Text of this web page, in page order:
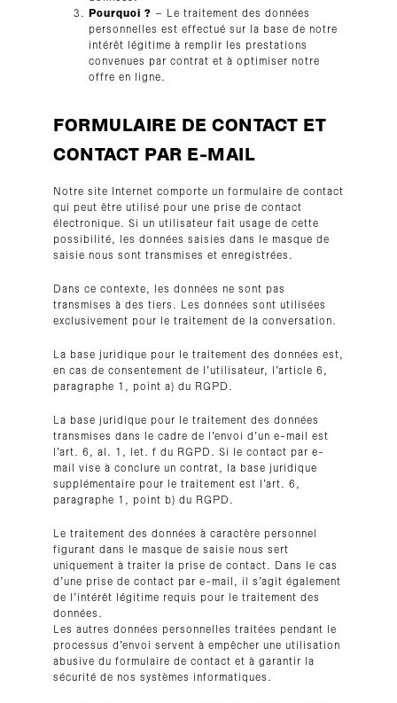
Pourquoi ? – Le traitement des données
personnelles est effectué sur la base de notre
intérêt légitime à remplir les prestations
convenues par contrat et à optimiser notre
offre en ligne.
FORMULAIRE DE CONTACT ET
CONTACT PAR E-MAIL
Notre site Internet comporte un formulaire de contact
qui peut être utilisé pour une prise de contact
électronique. Si un utilisateur fait usage de cette
possibilité, les données saisies dans le masque de
saisie nous sont transmises et enregistrées.
Dans ce contexte, les données ne sont pas
transmises à des tiers. Les données sont utilisées
exclusivement pour le traitement de la conversation.
La base juridique pour le traitement des données est,
en cas de consentement de l’utilisateur, l’article 6,
paragraphe 1, point a) du RGPD.
La base juridique pour le traitement des données
transmises dans le cadre de l’envoi d’un e-mail est
l’art. 6, al. 1, let. f du RGPD. Si le contact par e-
mail vise à conclure un contrat, la base juridique
supplémentaire pour le traitement est l’art. 6,
paragraphe 1, point b) du RGPD.
Le traitement des données à caractère personnel
figurant dans le masque de saisie nous sert
uniquement à traiter la prise de contact. Dans le cas
d’une prise de contact par e-mail, il s’agit également
de l’intérêt légitime requis pour le traitement des
données.
Les autres données personnelles traitées pendant le
processus d’envoi servent à empêcher une utilisation
abusive du formulaire de contact et à garantir la
sécurité de nos systèmes informatiques.